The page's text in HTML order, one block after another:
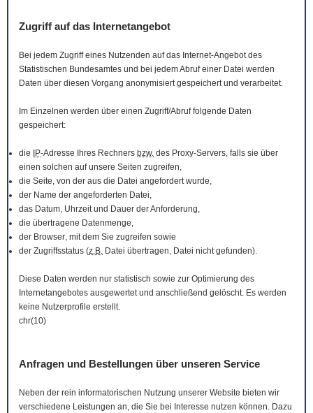
Zugriff auf das Internetangebot
Bei jedem Zugriff eines Nutzenden auf das Internet-Angebot des
Statistischen Bundesamtes und bei jedem Abruf einer Datei werden
Daten über diesen Vorgang anonymisiert gespeichert und verarbeitet.
Im Einzelnen werden über einen Zugriff/Abruf folgende Daten
gespeichert:
die IP-Adresse Ihres Rechners bzw. des Proxy-Servers, falls sie über
einen solchen auf unsere Seiten zugreifen,
die Seite, von der aus die Datei angefordert wurde,
der Name der angeforderten Datei,
das Datum, Uhrzeit und Dauer der Anforderung,
die übertragene Datenmenge,
der Browser, mit dem Sie zugreifen sowie
der Zugriffsstatus (z.B. Datei übertragen, Datei nicht gefunden).
Diese Daten werden nur statistisch sowie zur Optimierung des
Internetangebotes ausgewertet und anschließend gelöscht. Es werden
keine Nutzerprofile erstellt.
chr(10)
Anfragen und Bestellungen über unseren Service
Neben der rein informatorischen Nutzung unserer Website bieten wir
verschiedene Leistungen an, die Sie bei Interesse nutzen können. Dazu